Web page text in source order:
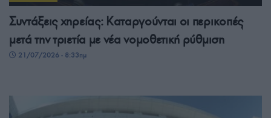
Συντάξεις χηρείας: Καταργούνται οι περικοπές
μετά την τριετία με νέα νομοθετική ρύθμιση
21/07/2026 - 8:33πμ